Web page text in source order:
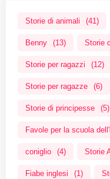
Storie di animali (41)
Benny (13) Storie
Storie per ragazzi (12)
Storie per ragazze (6)
Storie di principesse (5)
Favole per la scuola
coniglio (4) Storie
Fiabe inglesi (1)